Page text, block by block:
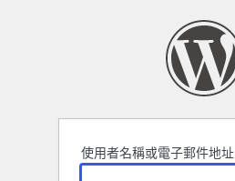
使用者名稱或電子郵件地址